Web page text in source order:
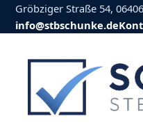
Gröbziger Straße 54,
info@stbschunke.de